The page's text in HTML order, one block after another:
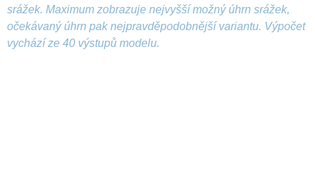
srážek. Maximum zobrazuje nejvyšší možný úhrn srážek,
očekávaný úhrn pak nejpravděpodobnější variantu. Výpočet
vychází ze 40 výstupů modelu.